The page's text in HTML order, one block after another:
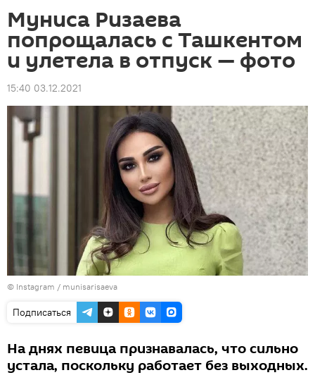
Муниса Ризаева
попрощалась с Ташкентом
и улетела в отпуск — фото
15:40 03.12.2021
© Instagram / munisarisaeva
Подписаться
На днях певица признавалась, что сильно
устала, поскольку работает без выходных.